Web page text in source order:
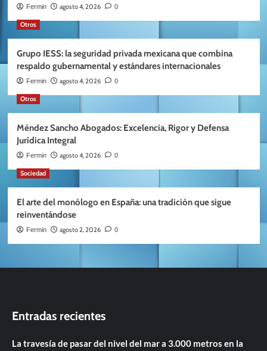
Fermin agosto 4, 2026 0
Otros
Grupo IESS: la seguridad privada mexicana que combina
respaldo gubernamental y estándares internacionales
Fermin agosto 4, 2026 0
Otros
Méndez Sancho Abogados: Excelencia, Rigor y Defensa
Jurídica Integral
Fermin agosto 4, 2026 0
Sociedad
El arte del monólogo en España: una tradición que sigue
reinventándose
Fermin agosto 2, 2026 0
Entradas recientes
La travesía de pasar del nivel del mar a 3.000 metros en la